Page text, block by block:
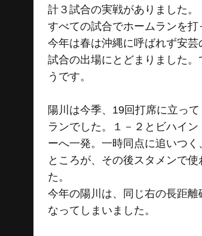
計３試合の実戦がありました。
すべての試合でホームランを打
今年は春は沖縄に呼ばれず安
試合の出場にとどまりました
うです。
陽川は今季、19回打席に立っ
ランでした。１－２とビハイ
ーへ一発。一時同点に追いつく
ところが、その後スタメンで
た。
今年の陽川は、同じ右の長距
なってしまいました。